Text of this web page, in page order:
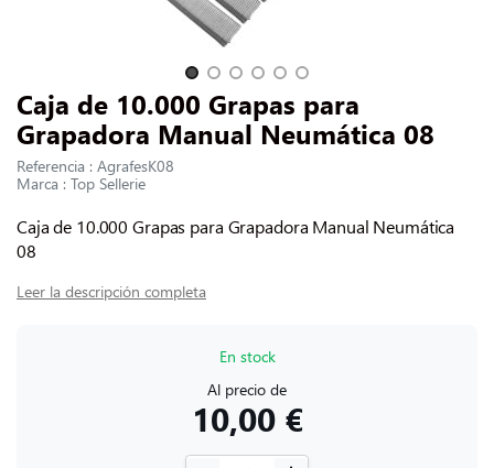
Slide 1 of 6
Caja de 10.000 Grapas para
Grapadora Manual Neumática 08
Referencia : AgrafesK08
Marca : Top Sellerie
Caja de 10.000 Grapas para Grapadora Manual Neumática
08
Leer la descripción completa
En stock
Al precio de
10,00 €